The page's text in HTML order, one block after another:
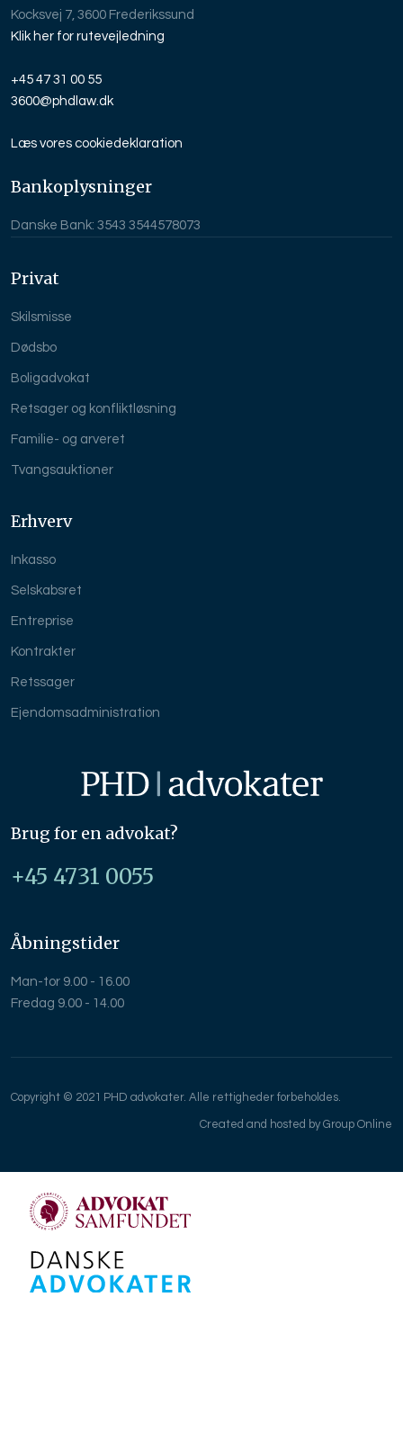
Kocksvej 7, 3600 Frederikssund
Klik her for rutevejledning
+45 47 31 00 55
3600@phdlaw.dk
Læs vores cookie​deklaration
Bankoplysninger
Danske Bank: 3543 3544578073
Privat
Skilsmisse
Dødsbo
Boligadvokat
Retsager og konfliktløsning
Familie- og arveret
Tvangsauktioner
Erhverv
Inkasso
Selskabsret
Entreprise
Kontrakter
Retssager
Ejendomsadministration
Brug for en advokat?
+45 4731 0055
Åbningstider
Man-tor 9.00 - 16.00
Fredag 9.00 - 14.00
Copyright © 2021 PHD advokater. Alle rettigheder forbeholdes.
Created and hosted by Group Online